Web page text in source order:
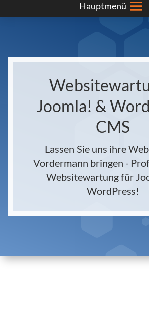
Joomla! &
CMS
Lassen Sie uns ihre
Vordermann bringen -
Websitewartung für
WordPress!